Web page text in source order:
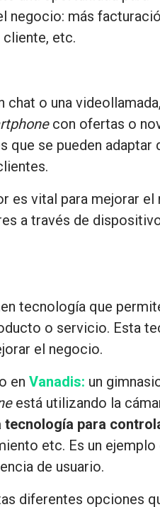
negocio: más
etc.
o una videollamada,
con ofertas o
que se pueden adaptar
es vital para mejorar el
a través de
tecnología que
o servicio. Esta
el negocio.
en Vanadis: un
está utilizando la
tecnología para
etc. Es un
de usuario.
diferentes opciones